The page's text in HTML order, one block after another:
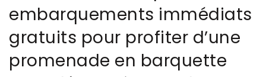
embarquements immédiats
gratuits pour profiter d’une
promenade en barquette